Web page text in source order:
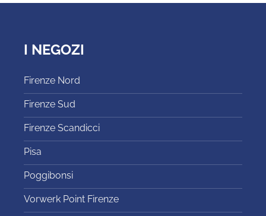
I NEGOZI
Firenze Nord
Firenze Sud
Firenze Scandicci
Pisa
Poggibonsi
Vorwerk Point Firenze